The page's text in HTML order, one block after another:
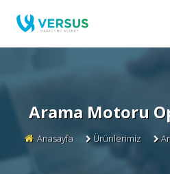
Arama Motoru
Anasayfa Ürünlerimiz